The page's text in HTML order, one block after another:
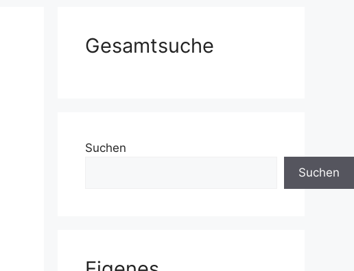
Gesamtsuche
Suchen
Suchen